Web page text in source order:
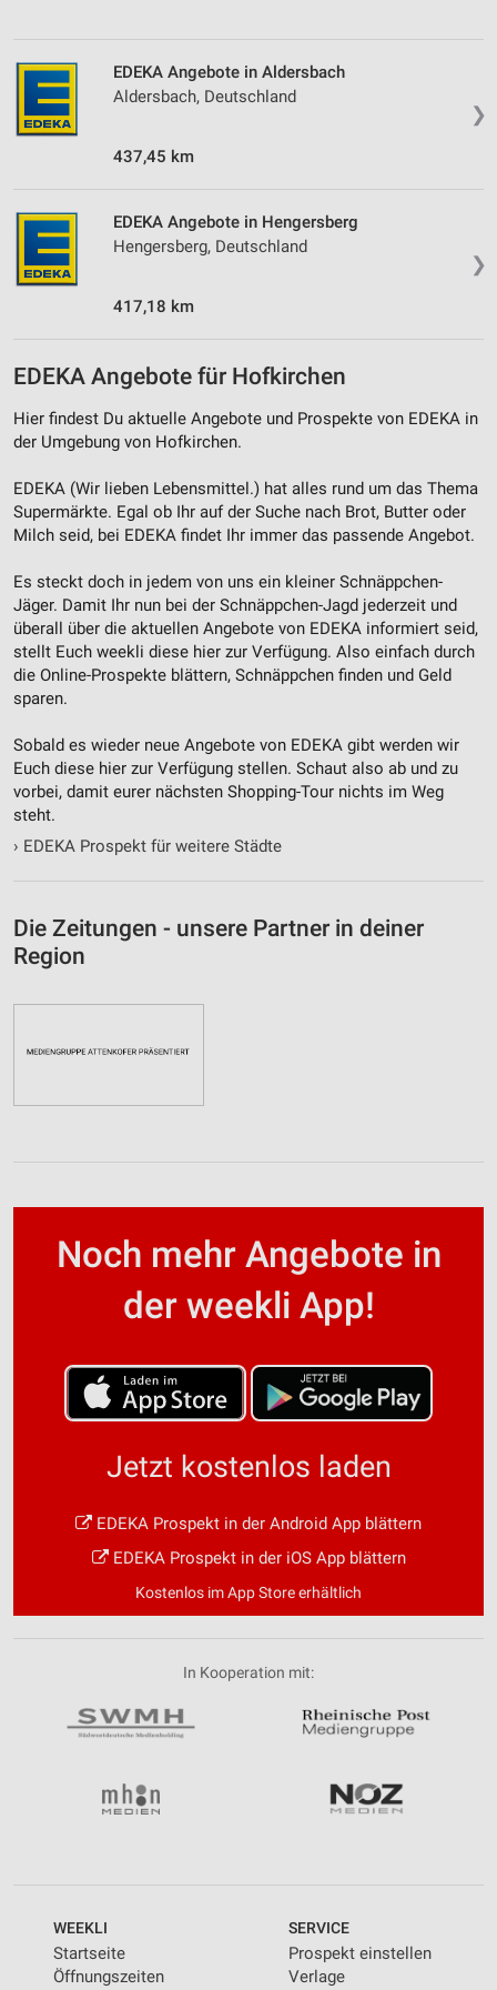
❯
EDEKA Angebote in Aldersbach
Aldersbach, Deutschland
437,45 km
❯
EDEKA Angebote in Hengersberg
Hengersberg, Deutschland
417,18 km
EDEKA Angebote für Hofkirchen
Hier findest Du aktuelle Angebote und Prospekte von EDEKA in
der Umgebung von Hofkirchen.
EDEKA (Wir lieben Lebensmittel.) hat alles rund um das Thema
Supermärkte. Egal ob Ihr auf der Suche nach Brot, Butter oder
Milch seid, bei EDEKA findet Ihr immer das passende Angebot.
Es steckt doch in jedem von uns ein kleiner Schnäppchen-
Jäger. Damit Ihr nun bei der Schnäppchen-Jagd jederzeit und
überall über die aktuellen Angebote von EDEKA informiert seid,
stellt Euch weekli diese hier zur Verfügung. Also einfach durch
die Online-Prospekte blättern, Schnäppchen finden und Geld
sparen.
Sobald es wieder neue Angebote von EDEKA gibt werden wir
Euch diese hier zur Verfügung stellen. Schaut also ab und zu
vorbei, damit eurer nächsten Shopping-Tour nichts im Weg
steht.
› EDEKA Prospekt für weitere Städte
Die Zeitungen - unsere Partner in deiner
Region
Noch mehr Angebote in
der weekli App!
Jetzt kostenlos laden
EDEKA Prospekt in der Android App blättern
EDEKA Prospekt in der iOS App blättern
Kostenlos im App Store erhältlich
In Kooperation mit:
WEEKLI
Startseite
Öffnungszeiten
SERVICE
Prospekt einstellen
Verlage